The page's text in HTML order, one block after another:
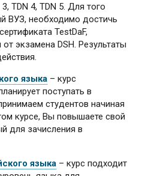
TDN 4, TDN 5. Для того
ВУЗ, необходимо достичь
TestDaF,
экзамена DSH. Результаты
языка – курс
поступать в
студентов начиная
курсе, Вы повышаете свой
для зачисления в
языка – курс подходит